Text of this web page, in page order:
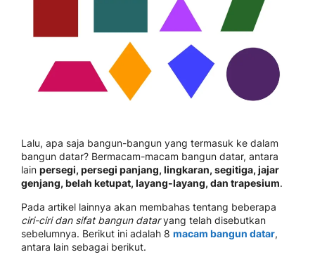
Lalu, apa saja bangun-bangun yang termasuk ke dalam
bangun datar? Bermacam-macam bangun datar, antara
lain persegi, persegi panjang, lingkaran, segitiga, jajar
genjang, belah ketupat, layang-layang, dan trapesium.
Pada artikel lainnya akan membahas tentang beberapa
ciri-ciri dan sifat bangun dataryang telah disebutkan
sebelumnya. Berikut ini adalah 8 macam bangun datar,
antara lain sebagai berikut.